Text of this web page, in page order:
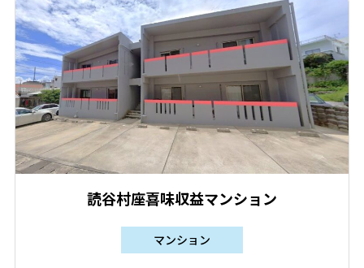
読谷村座喜味収益マンション
マンション